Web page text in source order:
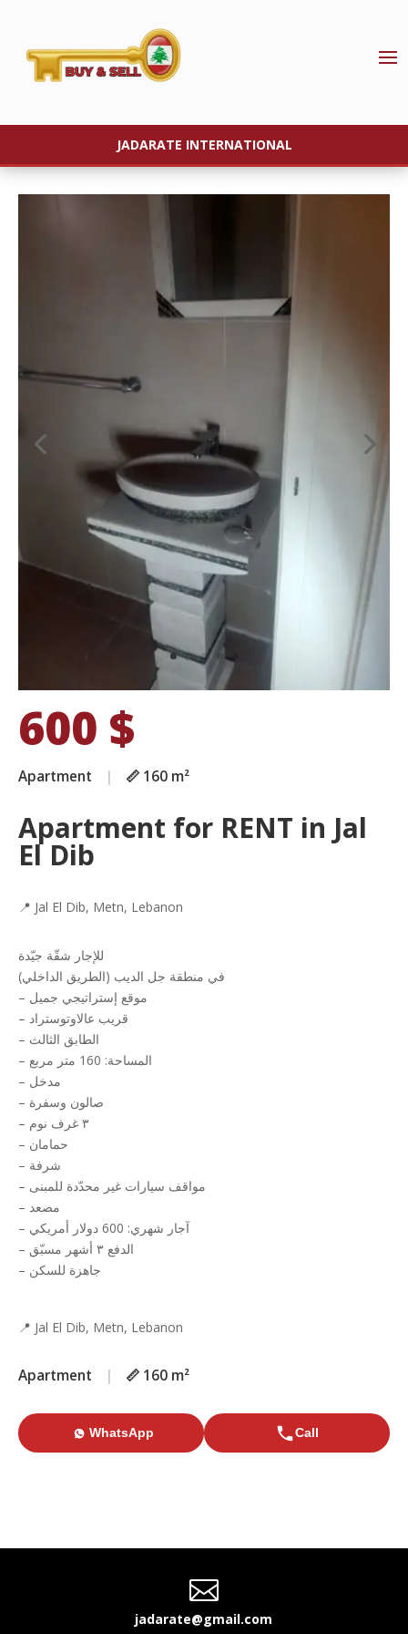
JADARATE INTERNATIONAL
600 $
Apartment | 📏 160 m²
Apartment for RENT in Jal
El Dib
📍 Jal El Dib, Metn, Lebanon
للإجار شقّة جيّدة
في منطقة جل الديب (الطريق الداخلي)
– موقع إستراتيجي جميل
– قريب عالاوتوستراد
– الطابق الثالث
– المساحة: 160 متر مربع
– مدخل
– صالون وسفرة
– ٣ غرف نوم
– حمامان
– شرفة
– مواقف سيارات غير محدّدة للمبنى
– مصعد
– آجار شهري: 600 دولار أمريكي
– الدفع ٣ أشهر مسبّق
– جاهزة للسكن
📍 Jal El Dib, Metn, Lebanon
Apartment | 📏 160 m²
WhatsApp Call

jadarate@gmail.com